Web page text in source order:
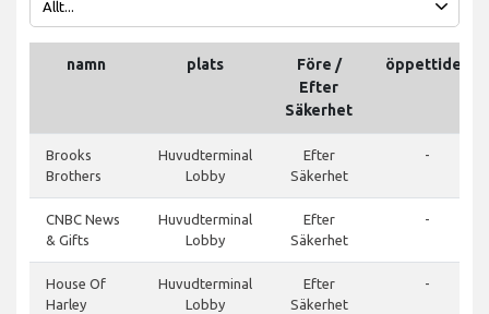
namn plats
Före /
Efter
Säkerhet
öppettider
Brooks
Brothers
Huvudterminal
Lobby
Efter
Säkerhet
-
CNBC News
& Gifts
Huvudterminal
Lobby
Efter
Säkerhet
-
House Of
Harley
Huvudterminal
Lobby
Efter
Säkerhet
-